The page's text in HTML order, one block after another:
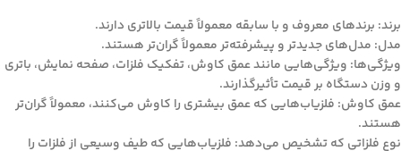
برند: برندهای معروف و با سابقه معمولاً قیمت بالاتری دارند.
مدل: مدل‌های جدیدتر و پیشرفته‌تر معمولاً گران‌تر هستند.
ویژگی‌ها: ویژگی‌هایی مانند عمق کاوش، تفکیک فلزات، صفحه نمایش، باتری
و وزن دستگاه بر قیمت تأثیرگذارند.
عمق کاوش: فلزیاب‌هایی که عمق بیشتری را کاوش می‌کنند، معمولاً گران‌تر
هستند.
نوع فلزاتی که تشخیص می‌دهد: فلزیاب‌هایی که طیف وسیعی از فلزات را